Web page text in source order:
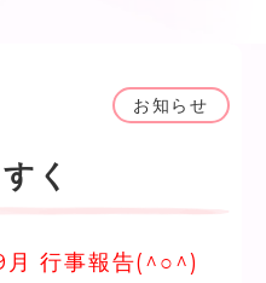
お知らせ
く
月 行事報告(^○^)